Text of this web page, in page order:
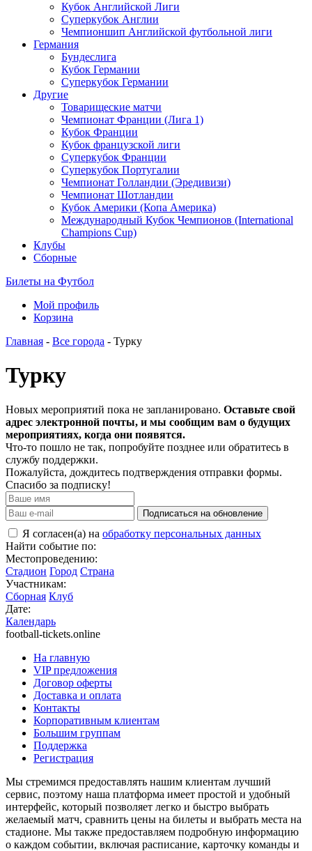
Кубок Английской Лиги
Суперкубок Англии
Чемпионшип Английской футбольной лиги
Германия
Бундеслига
Кубок Германии
Суперкубок Германии
Другие
Товарищеские матчи
Чемпионат Франции (Лига 1)
Кубок Франции
Кубок французской лиги
Суперкубок Франции
Суперкубок Португалии
Чемпионат Голландии (Эредивизи)
Чемпионат Шотландии
Кубок Америки (Копа Америка)
Международный Кубок Чемпионов (International
Champions Cup)
Клубы
Сборные
Билеты на Футбол
Мой профиль
Корзина
Главная - Все города - Турку
Турку
Новых мероприятий пока не запланировано. Оставьте свой
адрес электронной почты, и мы сообщим вам о будущих
мероприятиях, когда они появятся.
Что-то пошло не так, попробуйте позднее или обратитесь в
службу поддержки.
Пожалуйста, дождитесь подтверждения отправки формы.
Спасибо за подписку!
Подписаться на обновление
Я согласен(а) на обработку персональных данных
Найти событие по:
Местопроведению:
Стадион Город Страна
Участникам:
Сборная Клуб
Дате:
Календарь
football-tickets.online
На главную
VIP предложения
Договор оферты
Доставка и оплата
Контакты
Корпоративным клиентам
Большим группам
Поддержка
Регистрация
Мы стремимся предоставлять нашим клиентам лучший
сервис, поэтому наша платформа имеет простой и удобный
интерфейс, который позволяет легко и быстро выбрать
желаемый матч, сравнить цены на билеты и выбрать места на
стадионе. Мы также предоставляем подробную информацию
о каждом событии, включая расписание, карточку команды и